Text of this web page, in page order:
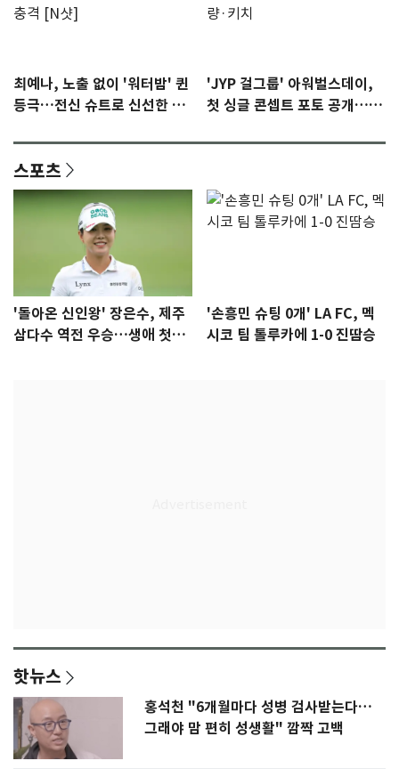
최예나, 노출 없이 '워터밤' 퀸
등극…전신 슈트로 신선한 충
'JYP 걸그룹' 아워벌스데이,
첫 싱글 콘셉트 포토 공개…청
스포츠
'돌아온 신인왕' 장은수, 제주
삼다수 역전 우승…생애 첫승
'손흥민 슈팅 0개' LA FC, 멕
시코 팀 톨루카에 1-0 진땀승
핫뉴스
홍석천 "6개월마다 성병 검사받는다…
그래야 맘 편히 성생활" 깜짝 고백